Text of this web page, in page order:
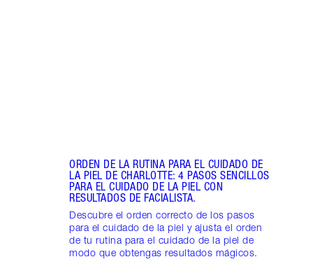
ORDEN DE LA RUTINA PARA EL CUIDADO DE
LA PIEL DE CHARLOTTE: 4 PASOS SENCILLOS
PARA EL CUIDADO DE LA PIEL CON
RESULTADOS DE FACIALISTA.
Descubre el orden correcto de los pasos
para el cuidado de la piel y ajusta el orden
de tu rutina para el cuidado de la piel de
modo que obtengas resultados mágicos.